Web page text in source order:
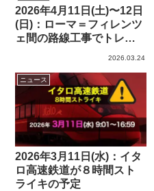
2026年4月11日(土)〜12日
(日)：ローマ＝フィレンツ
ェ間の路線工事でトレニ
2026.03.24
ニュース
2026年3月11日(水)：イタ
ロ高速鉄道が８時間スト
ライキの予定